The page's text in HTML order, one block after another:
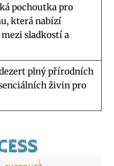
pochoutka pro
která nabízí
sladkostí a
plný přírodních
živin pro